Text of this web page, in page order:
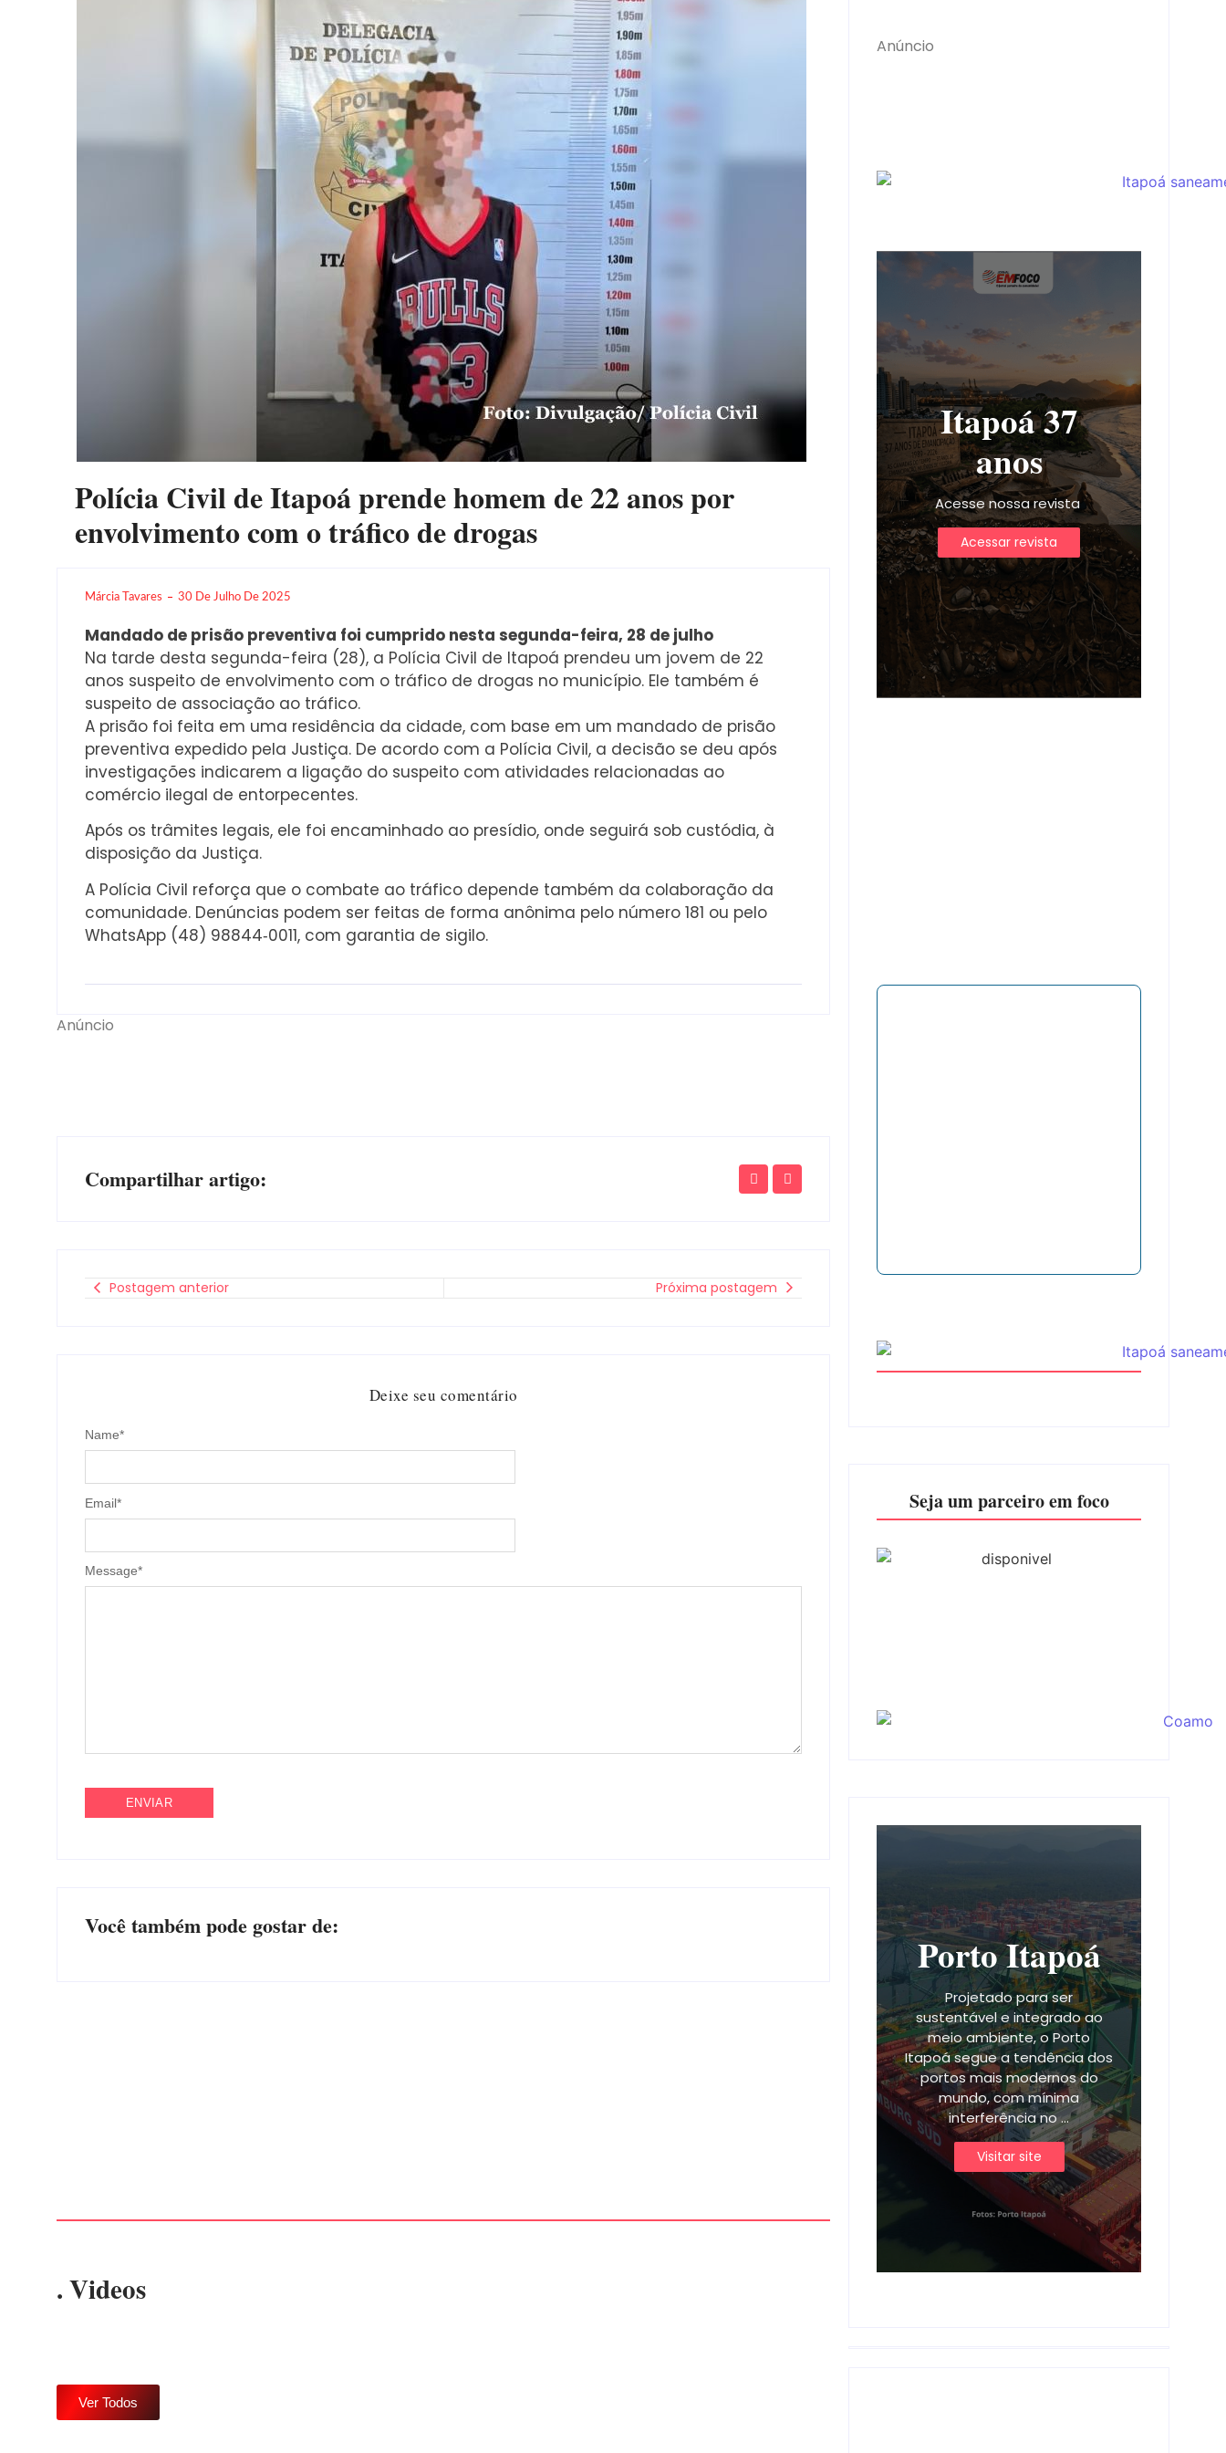
Polícia Civil de Itapoá prende homem de 22 anos por
envolvimento com o tráfico de drogas
Márcia Tavares 30 De Julho De 2025
Mandado de prisão preventiva foi cumprido nesta segunda-feira, 28 de julho
Na tarde desta segunda-feira (28), a Polícia Civil de Itapoá prendeu um jovem de 22
anos suspeito de envolvimento com o tráfico de drogas no município. Ele também é
suspeito de associação ao tráfico.
A prisão foi feita em uma residência da cidade, com base em um mandado de prisão
preventiva expedido pela Justiça. De acordo com a Polícia Civil, a decisão se deu após
investigações indicarem a ligação do suspeito com atividades relacionadas ao
comércio ilegal de entorpecentes.
Após os trâmites legais, ele foi encaminhado ao presídio, onde seguirá sob custódia, à
disposição da Justiça.
A Polícia Civil reforça que o combate ao tráfico depende também da colaboração da
comunidade. Denúncias podem ser feitas de forma anônima pelo número 181 ou pelo
WhatsApp (48) 98844‑0011, com garantia de sigilo.
Anúncio
Compartilhar artigo:
Postagem anterior Próxima postagem
Deixe seu comentário
Message*
Name*
Email*
Você também pode gostar de:
. Videos
Ver Todos
Anúncio
Itapoá 37
anos
Acesse nossa revista
Acessar revista
Seja um parceiro em foco
Porto Itapoá
Projetado para ser
sustentável e integrado ao
meio ambiente, o Porto
Itapoá segue a tendência dos
portos mais modernos do
mundo, com mínima
interferência no ...
Visitar site